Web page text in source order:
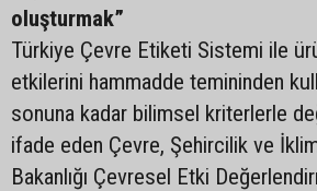
oluşturmak”
Türkiye Çevre Etiketi Sistemi ile
etkilerini hammadde temininden
sonuna kadar bilimsel kriterlerle
ifade eden Çevre, Şehircilik ve
Bakanlığı Çevresel Etki